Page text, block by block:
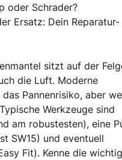
oder Schrader?
Ersatz: Dein Reparatur-
sitzt auf der
die Luft. Moderne
Pannenrisiko, aber
Werkzeuge sind
am robustesten), eine
SW15) und eventuell
Fit). Kenne die